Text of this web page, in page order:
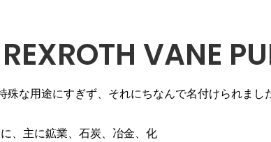
REXROTH VANE
殊な用途にすぎず、それにちなんで名付けられま
、主に鉱業、石炭、冶金、化